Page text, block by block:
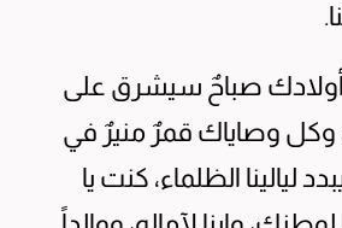
صباحٌ سيشرق على
وصاياك قمرٌ منيرٌ في
الظلماء، كنت يا